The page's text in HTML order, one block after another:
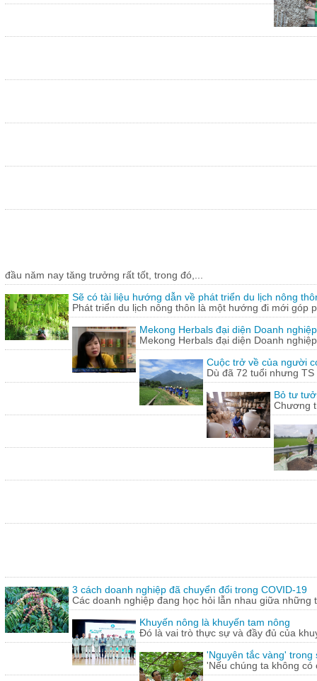
đầu năm nay tăng trưởng rất tốt, trong đó,...
Sẽ có tài liệu hướng dẫn về phát triển du lịch nông
Phát triển du lịch nông thôn là một hướng đi mới góp
Mekong Herbals đại diện Doanh
Mekong Herbals đại diện Doanh
Cuộc trở về của người
Dù đã 72 tuổi nhưng
Bỏ tư
Chương
3 cách doanh nghiệp đã chuyển đổi trong COVID-19
Các doanh nghiệp đang học hỏi lẫn nhau giữa những
Khuyến nông là khuyến tam nông
Đó là vai trò thực sự và đầy đủ của
'Nguyên tắc vàng' trong
'Nếu chúng ta không